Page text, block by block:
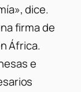
dice.
firma de
África.
e